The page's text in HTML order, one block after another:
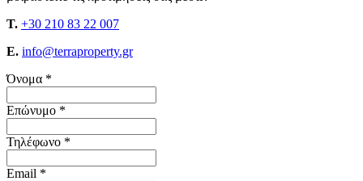
T. +30 210 83 22 007
E. info@terraproperty.gr
Όνομα *
Επώνυμο *
Τηλέφωνο *
Email *